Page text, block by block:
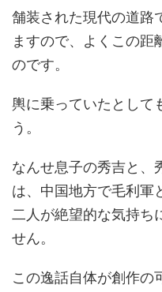
舗装された現代の道路
ますので、よくこの距
のです。
輿に乗っていたとして
う。
なんせ息子の秀吉と、
は、中国地方で毛利軍
二人が絶望的な気持ち
せん。
この逸話自体が創作の